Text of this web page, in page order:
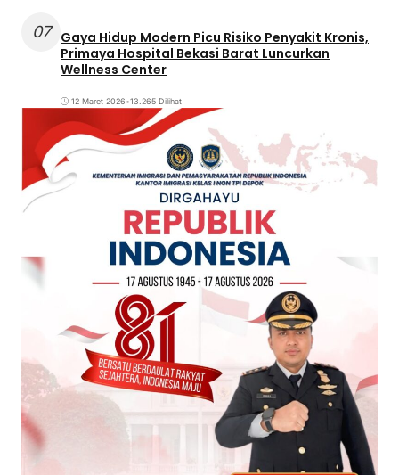
07
Gaya Hidup Modern Picu Risiko Penyakit Kronis,
Primaya Hospital Bekasi Barat Luncurkan
Wellness Center
12 Maret 2026•13.265 Dilihat